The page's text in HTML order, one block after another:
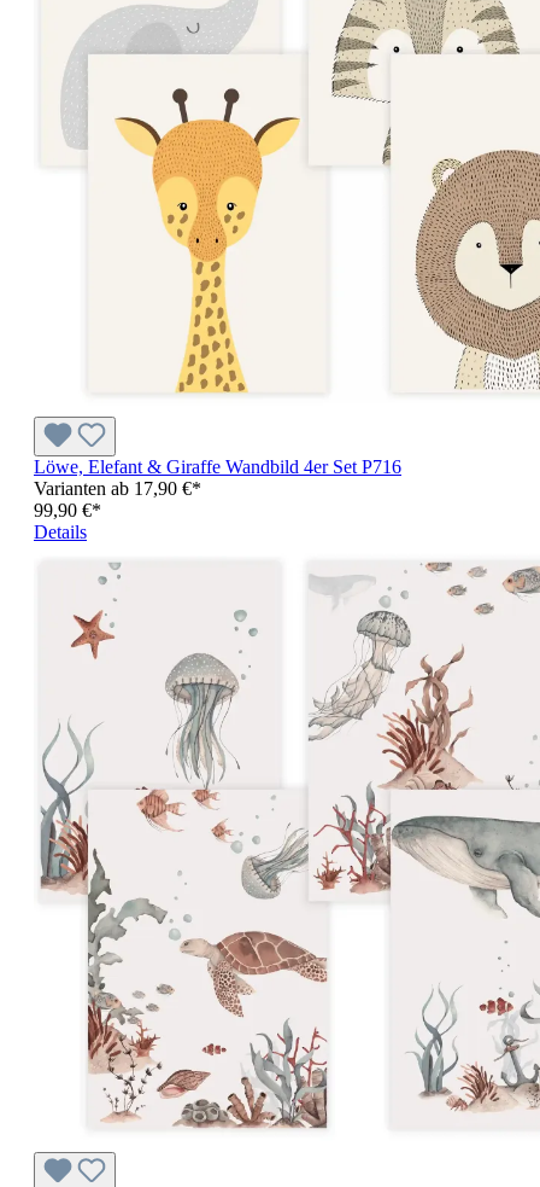
Löwe, Elefant & Giraffe Wandbild 4er Set P716
Varianten ab 17,90 €*
99,90 €*
Details